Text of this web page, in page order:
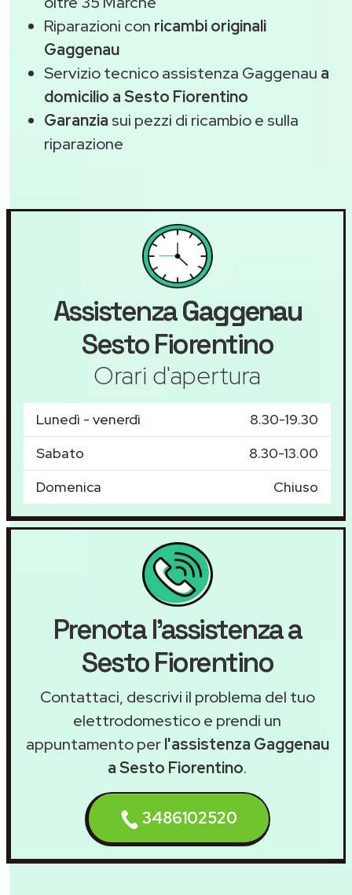
Riparazioni con ricambi originali
Gaggenau
Servizio tecnico assistenza Gaggenau a
domicilio a Sesto Fiorentino
Garanzia sui pezzi di ricambio e sulla
riparazione
AssistenzaGaggenau
Sesto Fiorentino
Orari d'apertura
Lunedì - venerdì
8.30-19.30
Sabato
8.30-13.00
Domenica
Chiuso
Prenota l'assistenza a
Sesto Fiorentino
Contattaci, descrivi il problema del tuo
elettrodomestico e prendi un
appuntamento perl'assistenza Gaggenau
a Sesto Fiorentino.
3486102520